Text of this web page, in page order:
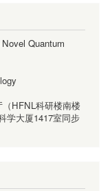
Quantum
HFNL科研楼南楼
学大厦1417室同步